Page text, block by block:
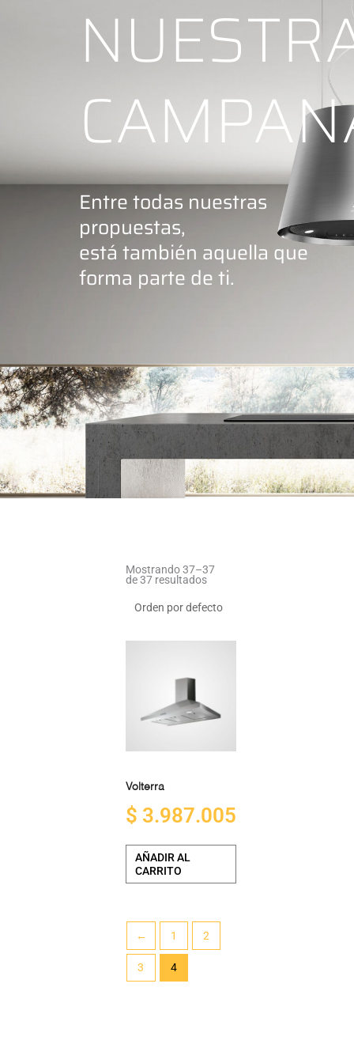
Entre todas nuestras
propuestas,
está también aquella que
forma parte de ti.
Mostrando 37–37
de 37 resultados
Volterra
$ 3.987.005
AÑADIR AL
CARRITO
← 1 2
3 4